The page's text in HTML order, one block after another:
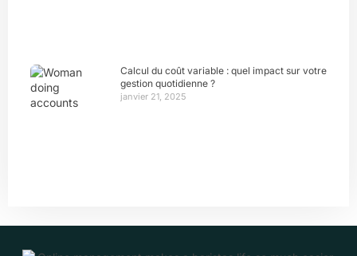
Calcul du coût variable : quel impact sur votre
gestion quotidienne ?
janvier 21, 2025